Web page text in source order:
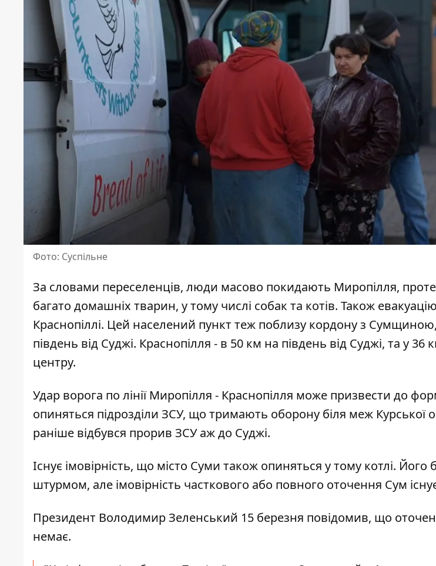
Фото: Суспільне
За словами переселенців, люди масово покидають Миропілля,
багато домашніх тварин, у тому числі собак та котів. Також
Краснопіллі. Цей населений пункт теж поблизу кордону з Сумщиною,
південь від Суджі. Краснопілля - в 50 км на південь від Суджі, та у 36
центру.
Удар ворога по лінії Миропілля - Краснопілля може призвести до
опиняться підрозділи ЗСУ, що тримають оборону біля меж Курської
раніше відбувся прорив ЗСУ аж до Суджі.
Існує імовірність, що місто Суми також опиняться у тому котлі. Його
штурмом, але імовірність часткового або повного оточення Сум
Президент Володимир Зеленський 15 березня повідомив, що
немає.